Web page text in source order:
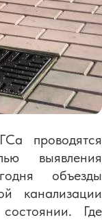
проводятся
выявления
объезды
канализации
Где